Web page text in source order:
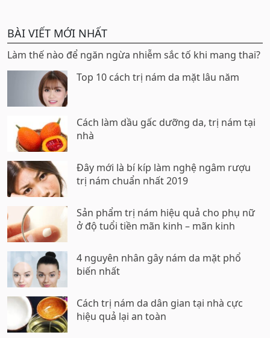
BÀI VIẾT MỚI NHẤT
Làm thế nào để ngăn ngừa nhiễm sắc tố khi mang thai?
Top 10 cách trị nám da mặt lâu năm
Cách làm dầu gấc dưỡng da, trị nám tại
nhà
Đây mới là bí kíp làm nghệ ngâm rượu
trị nám chuẩn nhất 2019
Sản phẩm trị nám hiệu quả cho phụ nữ
ở độ tuổi tiền mãn kinh – mãn kinh
4 nguyên nhân gây nám da mặt phổ
biến nhất
Cách trị nám da dân gian tại nhà cực
hiệu quả lại an toàn